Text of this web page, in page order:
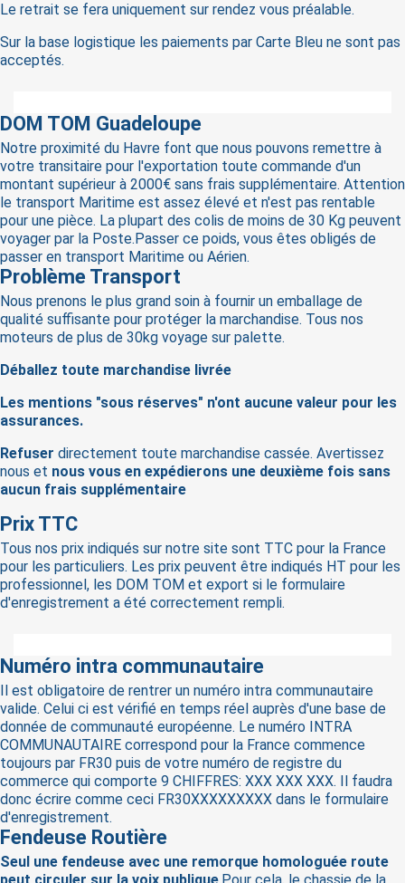
Le retrait se fera uniquement sur rendez vous préalable.
Sur la base logistique les paiements par Carte Bleu ne sont pas
acceptés.
DOM TOM Guadeloupe
Notre proximité du Havre font que nous pouvons remettre à
votre transitaire pour l'exportation toute commande d'un
montant supérieur à 2000€ sans frais supplémentaire. Attention
le transport Maritime est assez élevé et n'est pas rentable
pour une pièce. La plupart des colis de moins de 30 Kg peuvent
voyager par la Poste.Passer ce poids, vous êtes obligés de
passer en transport Maritime ou Aérien.
Problème Transport
Nous prenons le plus grand soin à fournir un emballage de
qualité suffisante pour protéger la marchandise. Tous nos
moteurs de plus de 30kg voyage sur palette.
Déballez toute marchandise livrée
Les mentions "sous réserves" n'ont aucune valeur pour les
assurances.
Refuser directement toute marchandise cassée. Avertissez
nous et nous vous en expédierons une deuxième fois sans
aucun frais supplémentaire
Prix TTC
Tous nos prix indiqués sur notre site sont TTC pour la France
pour les particuliers. Les prix peuvent être indiqués HT pour les
professionnel, les DOM TOM et export si le formulaire
d'enregistrement a été correctement rempli.
Numéro intra communautaire
Il est obligatoire de rentrer un numéro intra communautaire
valide. Celui ci est vérifié en temps réel auprès d'une base de
donnée de communauté européenne. Le numéro INTRA
COMMUNAUTAIRE correspond pour la France commence
toujours par FR30 puis de votre numéro de registre du
commerce qui comporte 9 CHIFFRES: XXX XXX XXX. Il faudra
donc écrire comme ceci FR30XXXXXXXXX dans le formulaire
d'enregistrement.
Fendeuse Routière
Seul une fendeuse avec une remorque homologuée route
Sign in ×
You need to be logged in to save products in your
wish list.
Cancel